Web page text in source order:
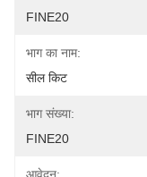
FINE20
भाग का नाम:
सील किट
भाग संख्या:
FINE20